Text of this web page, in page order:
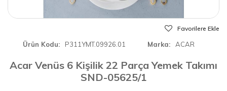
Favorilere Ekle
Ürün Kodu P311YMT.09926.01 Marka ACAR
Acar Venüs 6 Kişilik 22 Parça Yemek Takımı
SND-05625/1